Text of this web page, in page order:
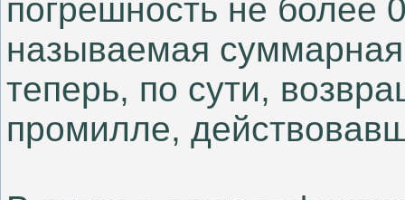
погрешность не более
называемая
теперь, по сути,
промилле,